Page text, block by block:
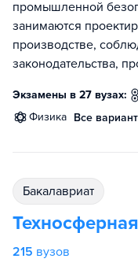
промышленной
занимаются
производстве,
законодательства,
Экзамены в 27 вузах:
физика Все
бакалавриат
215 вузов